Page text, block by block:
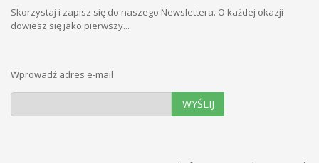
Skorzystaj i zapisz się do naszego Newslettera. O każdej okazji
dowiesz się jako pierwszy...
Wprowadź adres e-mail
WYŚLIJ